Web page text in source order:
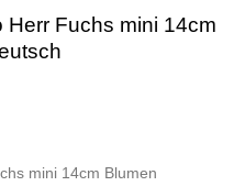
Herr Fuchs mini 14cm
mini 14cm Blumen